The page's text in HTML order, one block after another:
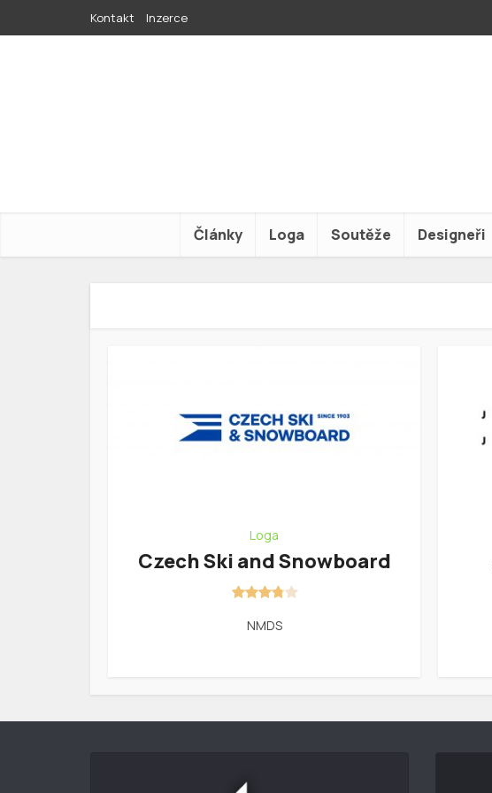
Kontakt Inzerce
Články Loga Soutěže Designeři
Loga
Czech Ski and Snowboard
NMDS